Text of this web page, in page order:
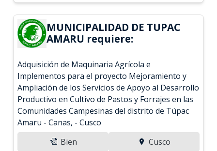
MUNICIPALIDAD DE TUPAC
AMARU requiere:
Adquisición de Maquinaria Agrícola e
Implementos para el proyecto Mejoramiento y
Ampliación de los Servicios de Apoyo al Desarrollo
Productivo en Cultivo de Pastos y Forrajes en las
Comunidades Campesinas del distrito de Túpac
Amaru - Canas, - Cusco
Bien
Cusco